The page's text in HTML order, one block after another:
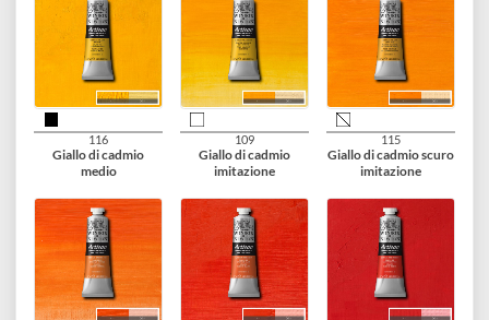
Giallo limone
imitazione
Giallo di cadmio
chiaro
Giallo di cadmio
chiaro imitazione